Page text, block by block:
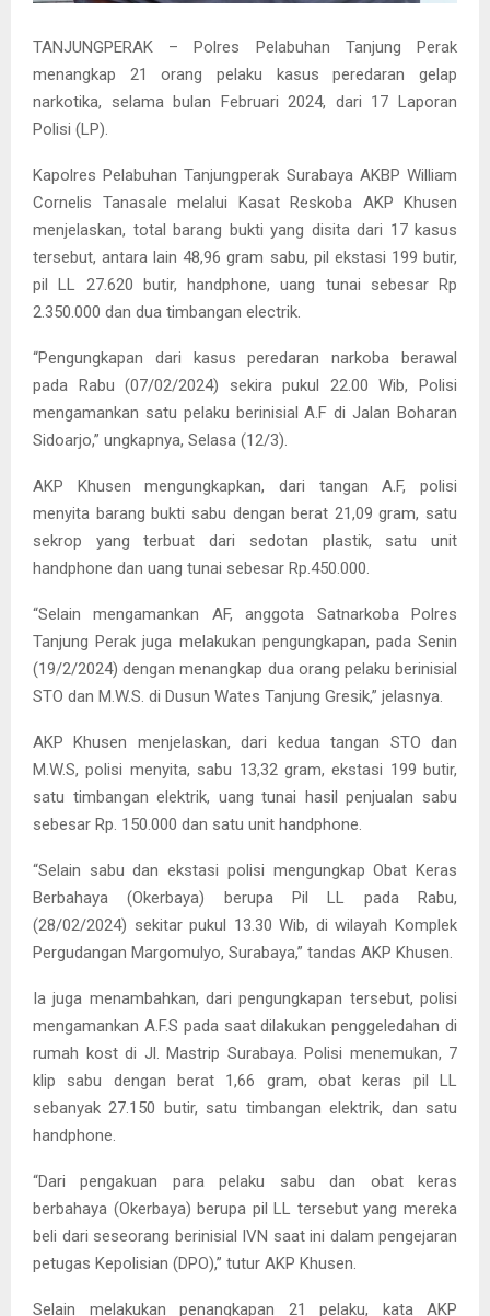
TANJUNGPERAK – Polres Pelabuhan Tanjung Perak
menangkap 21 orang pelaku kasus peredaran gelap
narkotika, selama bulan Februari 2024, dari 17 Laporan
Polisi (LP).
Kapolres Pelabuhan Tanjungperak Surabaya AKBP William
Cornelis Tanasale melalui Kasat Reskoba AKP Khusen
menjelaskan, total barang bukti yang disita dari 17 kasus
tersebut, antara lain 48,96 gram sabu, pil ekstasi 199 butir,
pil LL 27.620 butir, handphone, uang tunai sebesar Rp
2.350.000 dan dua timbangan electrik.
“Pengungkapan dari kasus peredaran narkoba berawal
pada Rabu (07/02/2024) sekira pukul 22.00 Wib, Polisi
mengamankan satu pelaku berinisial A.F di Jalan Boharan
Sidoarjo,” ungkapnya, Selasa (12/3).
AKP Khusen mengungkapkan, dari tangan A.F, polisi
menyita barang bukti sabu dengan berat 21,09 gram, satu
sekrop yang terbuat dari sedotan plastik, satu unit
handphone dan uang tunai sebesar Rp.450.000.
“Selain mengamankan AF, anggota Satnarkoba Polres
Tanjung Perak juga melakukan pengungkapan, pada Senin
(19/2/2024) dengan menangkap dua orang pelaku berinisial
STO dan M.W.S. di Dusun Wates Tanjung Gresik,” jelasnya.
AKP Khusen menjelaskan, dari kedua tangan STO dan
M.W.S, polisi menyita, sabu 13,32 gram, ekstasi 199 butir,
satu timbangan elektrik, uang tunai hasil penjualan sabu
sebesar Rp. 150.000 dan satu unit handphone.
“Selain sabu dan ekstasi polisi mengungkap Obat Keras
Berbahaya (Okerbaya) berupa Pil LL pada Rabu,
(28/02/2024) sekitar pukul 13.30 Wib, di wilayah Komplek
Pergudangan Margomulyo, Surabaya,” tandas AKP Khusen.
Ia juga menambahkan, dari pengungkapan tersebut, polisi
mengamankan A.F.S pada saat dilakukan penggeledahan di
rumah kost di Jl. Mastrip Surabaya. Polisi menemukan, 7
klip sabu dengan berat 1,66 gram, obat keras pil LL
sebanyak 27.150 butir, satu timbangan elektrik, dan satu
handphone.
“Dari pengakuan para pelaku sabu dan obat keras
berbahaya (Okerbaya) berupa pil LL tersebut yang mereka
beli dari seseorang berinisial IVN saat ini dalam pengejaran
petugas Kepolisian (DPO),” tutur AKP Khusen.
Selain melakukan penangkapan 21 pelaku, kata AKP